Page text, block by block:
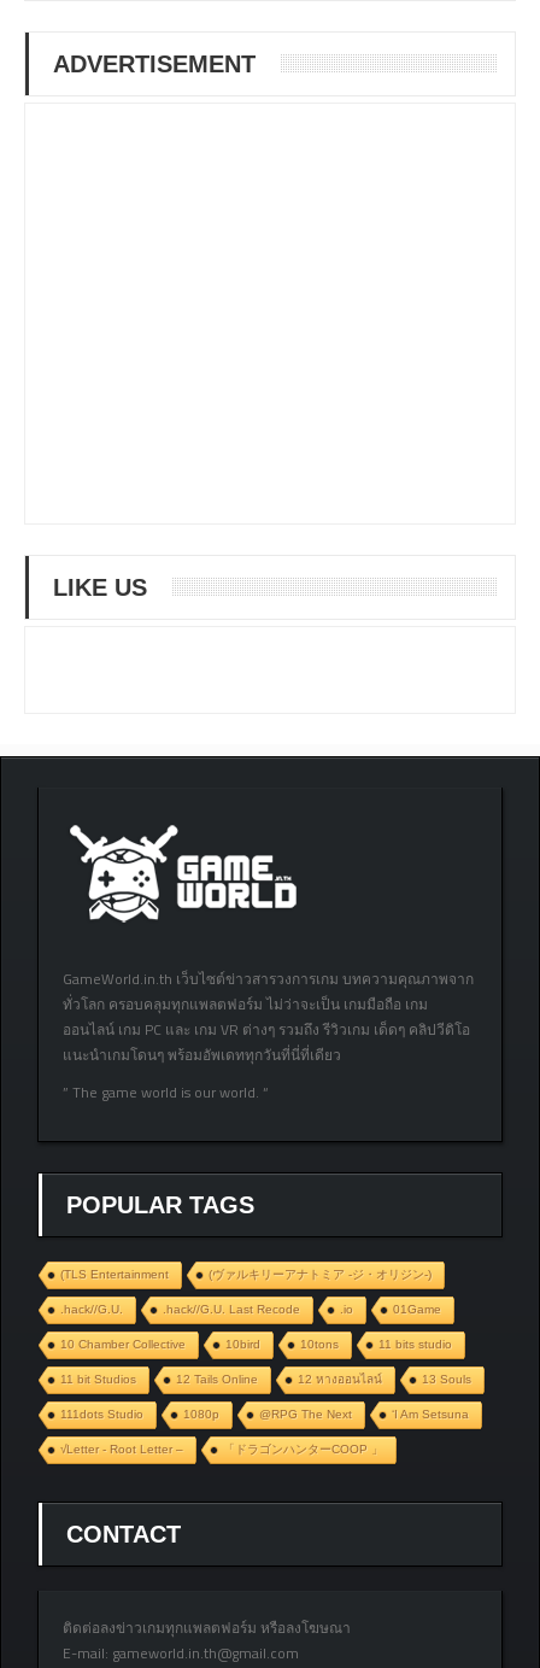
ADVERTISEMENT
LIKE US
GameWorld.in.th เว็บไซต์ข่าวสารวงการเกม บทความคุณภาพจาก
ทั่วโลก ครอบคลุมทุกแพลตฟอร์ม ไม่ว่าจะเป็น เกมมือถือ เกม
ออนไลน์ เกม PC และ เกม VR ต่างๆ รวมถึง รีวิวเกม เด็ดๆ คลิปวีดิโอ
แนะนำเกมโดนๆ พร้อมอัพเดททุกวันที่นี่ที่เดียว
” The game world is our world. “
POPULAR TAGS
(TLS Entertainment (ヴァルキリーアナトミア ‐ジ・オリジン‐)
.hack//G.U. .hack//G.U. Last Recode .io 01Game
10 Chamber Collective 10bird 10tons 11 bits studio
11 bit Studios 12 Tails Online 12 หางออนไลน์ 13 Souls
111dots Studio 1080p @RPG The Next ‘I Am Setsuna
√Letter - Root Letter – 「ドラゴンハンターCOOP 」
CONTACT
ติดต่อลงข่าวเกมทุกแพลตฟอร์ม หรือลงโฆษณา
E-mail: gameworld.in.th@gmail.com